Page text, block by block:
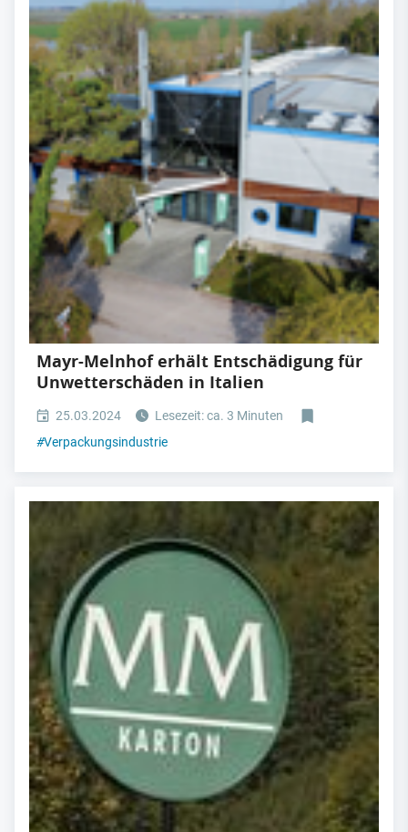
Mayr-Melnhof erhält Entschädigung für
Unwetterschäden in Italien
25.03.2024
Lesezeit: ca. 3 Minuten
#Verpackungsindustrie